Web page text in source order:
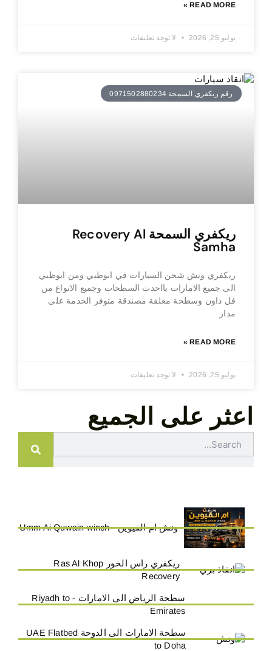
READ MORE »
يوليو 25, 2026 لا توجد تعليقات
رقم ريكفري السمحة 0971502880234
ريكفري السمحة Recovery Al
Samha
ريكفري ونش شحن السيارات في ابوظبي ومن ابوظبي
الى جميع الامارات بااحدث السطحات وجميع الانواع من
فل داون وسطحة مغلقة مصندقة متوفر الخدمة على
مدار
READ MORE »
يوليو 25, 2026 لا توجد تعليقات
اعثر على الجميع
ونش ام القيوين - Umm Ai Quwain winch
ريكفري راس الخور Ras Al Khop
Recovery
سطحة الرياض الى الامارات - Riyadh to
Emirates
سطحة الامارات الى الدوحة UAE Flatbed
to Doha